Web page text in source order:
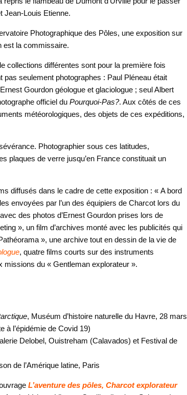
Jean-Louis Etienne.
Photographique des Pôles, une exposition sur
est la commissaire.
collections différentes sont pour la première fois
pas seulement photographes : Paul Pléneau était
Gourdon géologue et glaciologue ; seul Albert
officiel du Pourquoi-Pas?. Aux côtés de ces
météorologiques, des objets de ces expéditions,
Photographier sous ces latitudes,
plaques de verre jusqu’en France constituait un
diffusés dans le cadre de cette exposition : « A bord
envoyées par l’un des équipiers de Charcot lors du
des photos d’Ernest Gourdon prises lors de
», un film d’archives monté avec les publicités qui
», une archive tout en dessin de la vie de
, quatre films courts sur des instruments
missions du « Gentleman explorateur ».
, Muséum d’histoire naturelle du Havre, 28 mars
à l’épidémie de Covid 19)
Delobel, Ouistreham (Calavados) et Festival de
de l’Amérique latine, Paris
L’aventure des pôles, Charcot explorateur